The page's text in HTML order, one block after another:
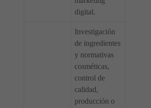
digital.
Investigación
de ingredientes
y normativas
cosméticas,
control de
calidad,
producción o